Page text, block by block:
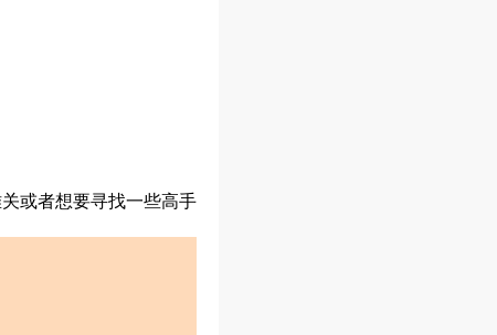
或者想要寻找一些高手